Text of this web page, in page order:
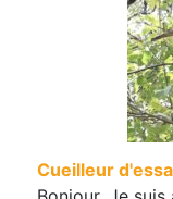
Cueilleur